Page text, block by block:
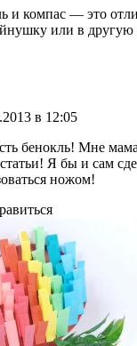
и компас — это
или в
в 12:05
бенокль! Мне
Я бы и сам
ножом!